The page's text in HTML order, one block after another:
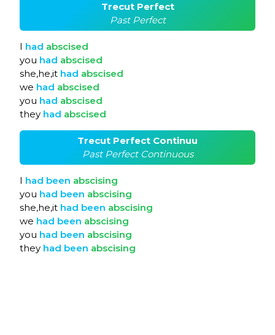
Trecut Perfect
Past Perfect
I had abscised
you had abscised
she,he,it had abscised
we had abscised
you had abscised
they had abscised
Trecut Perfect Continuu
Past Perfect Continuous
I had been abscising
you had been abscising
she,he,it had been abscising
we had been abscising
you had been abscising
they had been abscising